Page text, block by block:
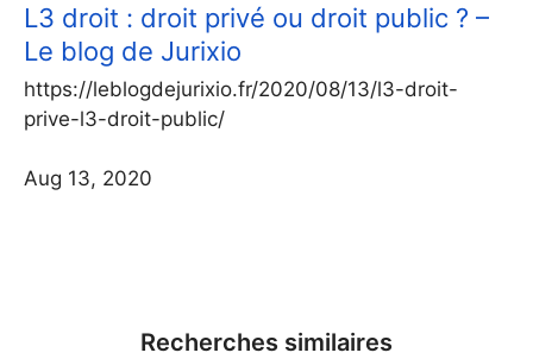
L3 droit : droit privé ou droit public ? –
Le blog de Jurixio
https://leblogdejurixio.fr/2020/08/13/l3-droit-
prive-l3-droit-public/
Aug 13, 2020
Recherches similaires